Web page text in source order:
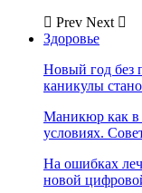
Prev Next
Здоровье
Новый год без
каникулы
Маникюр как в
условиях.
На ошибках
новой